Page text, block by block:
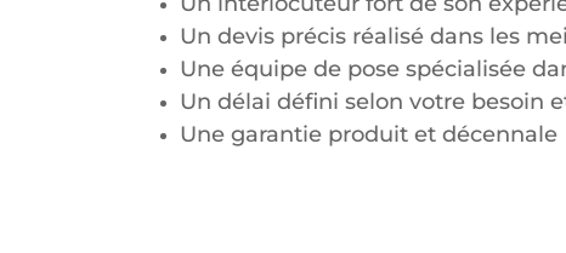
Un devis précis réalisé dans les
Une équipe de pose spécialisée
Un délai défini selon votre besoin
Une garantie produit et décennale